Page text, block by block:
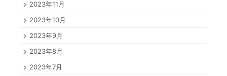
2023年11月
2023年10月
2023年9月
2023年8月
2023年7月